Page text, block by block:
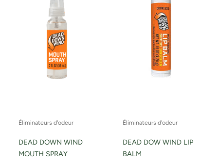
Éliminateurs d'odeur
DEAD DOWN WIND
MOUTH SPRAY
Éliminateurs d'odeur
DEAD DOW WIND LIP
BALM